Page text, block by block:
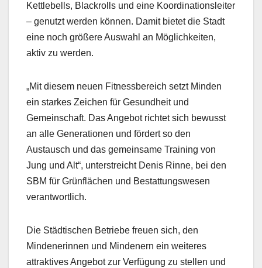
Kettlebells, Blackrolls und eine Koordinationsleiter
– genutzt werden können. Damit bietet die Stadt
eine noch größere Auswahl an Möglichkeiten,
aktiv zu werden.
„Mit diesem neuen Fitnessbereich setzt Minden
ein starkes Zeichen für Gesundheit und
Gemeinschaft. Das Angebot richtet sich bewusst
an alle Generationen und fördert so den
Austausch und das gemeinsame Training von
Jung und Alt“, unterstreicht Denis Rinne, bei den
SBM für Grünflächen und Bestattungswesen
verantwortlich.
Die Städtischen Betriebe freuen sich, den
Mindenerinnen und Mindenern ein weiteres
attraktives Angebot zur Verfügung zu stellen und